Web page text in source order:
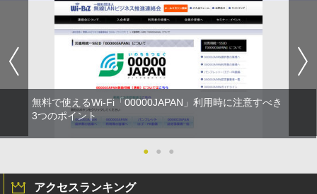
無料で使えるWi-Fi「00000JAPAN」利用時に注意すべき
3つのポイント
● ● ●
アクセスランキング